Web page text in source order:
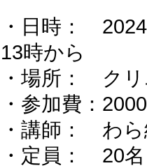
・日時：
13時から
・場所： ク
・参加費：
・講師： わ
・定員： 20